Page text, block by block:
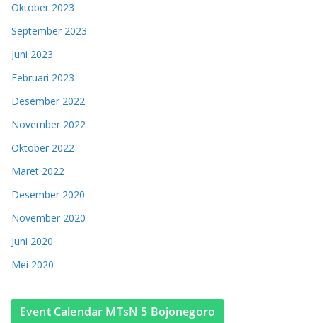
Oktober 2023
September 2023
Juni 2023
Februari 2023
Desember 2022
November 2022
Oktober 2022
Maret 2022
Desember 2020
November 2020
Juni 2020
Mei 2020
Event Calendar MTsN 5 Bojonegoro